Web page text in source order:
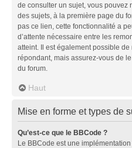
de consulter un sujet, vous pouvez
des sujets, à la première page du
pas ce lien, cette fonctionnalité a
d’attente nécessaire entre les
atteint. Il est également possible
répondant, mais assurez-vous de
du forum.
Haut
Mise en forme et types de
Qu’est-ce que le BBCode ?
Le BBCode est une